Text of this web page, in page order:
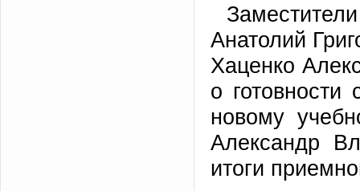
Анатолий
Хаценко
о готовности
новому
Александр
итоги